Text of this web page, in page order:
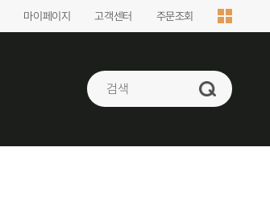
마이페이지 고객센터 주문조회